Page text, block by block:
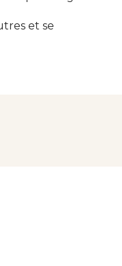
et se